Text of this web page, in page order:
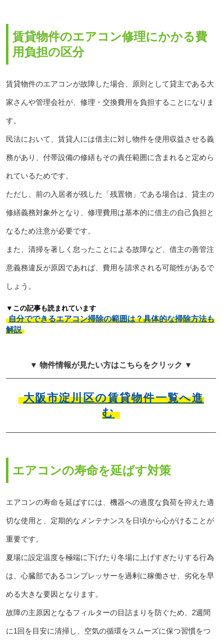
賃貸物件のエアコン修理にかかる費
用負担の区分
賃貸物件のエアコンが故障した場合、原則として貸主である大
家さんや管理会社が、修理・交換費用を負担することになりま
す。
民法において、賃貸人には借主に対し物件を使用収益させる義
務があり、付帯設備の修繕もその責任範囲に含まれると定めら
れているためです。
ただし、前の入居者が残した「残置物」である場合は、貸主の
修繕義務対象外となり、修理費用は基本的に借主の自己負担と
なるため注意が必要です。
また、清掃を著しく怠ったことによる故障など、借主の善管注
意義務違反が原因であれば、費用を請求される可能性があるで
しょう。
▼この記事も読まれています
自分でできるエアコン掃除の範囲は？具体的な掃除方法も
解説
▼ 物件情報が見たい方はこちらをクリック ▼
大阪市淀川区の賃貸物件一覧へ進
む
エアコンの寿命を延ばす対策
エアコンの寿命を延ばすには、機器への過度な負荷を抑えた適
切な使用と、定期的なメンテナンスを日頃から心がけることが
重要です。
夏場に設定温度を極端に下げたり冬場に上げすぎたりする行為
は、心臓部であるコンプレッサーを過剰に稼働させ、劣化を早
める大きな要因となります。
故障の主原因となるフィルターの目詰まりを防ぐため、2週間
に1回を目安に清掃し、空気の循環をスムーズに保つ習慣をつ